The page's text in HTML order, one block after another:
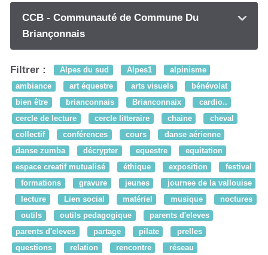
CCB - Communauté de Commune Du
Briançonnais
Filtrer : Alpes du sud Alpes1
alpinisme
ambiance
art équestre arts visuels
bénévolat
bien être
brianconnais Brianconnaix
cardio..
cercle de lecture
cercle litteraire chaine
cheval
collectif
conférences cours
danse aérienne
danse zumba
décrypter equestre
equitation
espace creatif mutualisé
éthique exposition
festival
formations
gravure jeunes
journee de la vallouise
lecture
Lien social matériel musique
noctures
outils
outils pedagogique
parents d'eleves
parents d'eleves
partage pilate
prelles
questions
relation rencontre
réseau